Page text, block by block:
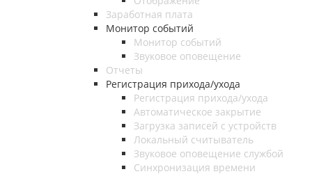
Заработная плата
Монитор событий
Монитор событий
Звуковое оповещение
Отчеты
Регистрация прихода/ухода
Регистрация прихода/ухода
Автоматическое закрытие
Загрузка записей с устройств
Локальный считыватель
Звуковое оповещение службой
Синхронизация времени